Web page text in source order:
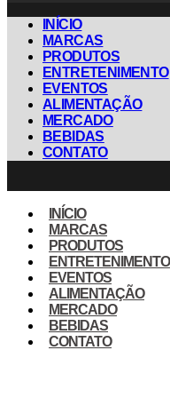
INÍCIO
MARCAS
PRODUTOS
ENTRETENIMENTO
EVENTOS
ALIMENTAÇÃO
MERCADO
BEBIDAS
CONTATO
INÍCIO
MARCAS
PRODUTOS
ENTRETENIMENTO
EVENTOS
ALIMENTAÇÃO
MERCADO
BEBIDAS
CONTATO